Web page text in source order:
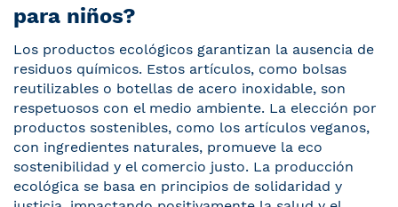
para niños?
Los productos ecológicos garantizan la ausencia de
residuos químicos. Estos artículos, como bolsas
reutilizables o botellas de acero inoxidable, son
respetuosos con el medio ambiente. La elección por
productos sostenibles, como los artículos veganos,
con ingredientes naturales, promueve la eco
sostenibilidad y el comercio justo. La producción
ecológica se basa en principios de solidaridad y